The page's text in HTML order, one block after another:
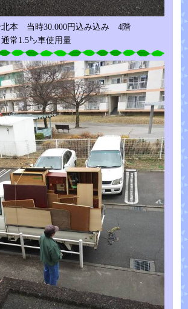
北本 当時30.000円込み込み 4階
常1.5㌧車使用量